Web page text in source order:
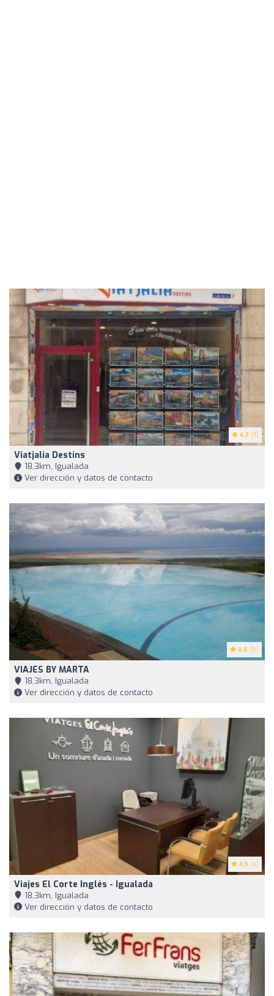
4.7 (7)
Viatjalia Destins
18,3km, Igualada
Ver dirección y datos de contacto
4.6 (5)
VIAJES BY MARTA
18,3km, Igualada
Ver dirección y datos de contacto
4.5 (4)
Viajes El Corte Inglés - Igualada
18,3km, Igualada
Ver dirección y datos de contacto